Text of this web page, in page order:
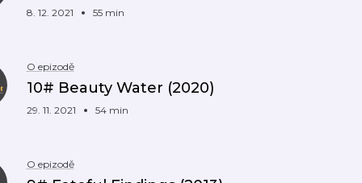
8. 12. 2021 55 min
O epizodě
10# Beauty Water (2020)
29. 11. 2021 54 min
O epizodě